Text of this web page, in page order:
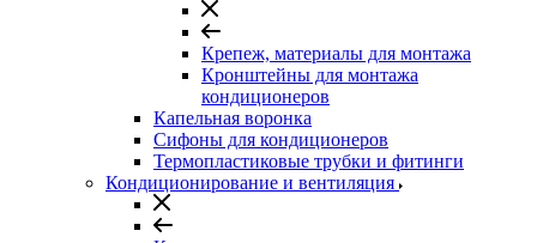
Крепеж, материалы для монтажа
Кронштейны для монтажа
кондиционеров
Капельная воронка
Сифоны для кондиционеров
Термопластиковые трубки и фитинги
Кондиционирование и вентиляция